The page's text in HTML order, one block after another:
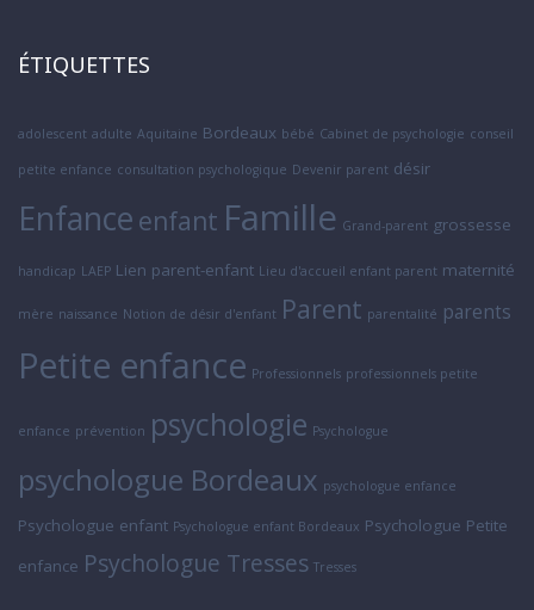
ÉTIQUETTES
adolescent adulte Aquitaine Bordeaux bébé Cabinet de psychologie conseil
petite enfance consultation psychologique Devenir parent désir
Enfance enfant Famille Grand-parent grossesse
handicap LAEP Lien parent-enfant Lieu d'accueil enfant parent maternité
mère naissance Notion de désir d'enfant Parent parentalité parents
Petite enfance Professionnels professionnels petite
enfance prévention psychologie Psychologue
psychologue Bordeaux psychologue enfance
Psychologue enfant Psychologue enfant Bordeaux Psychologue Petite
enfance Psychologue Tresses Tresses